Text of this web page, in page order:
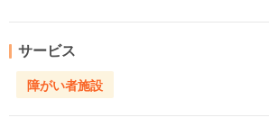
サービス
障がい者施設